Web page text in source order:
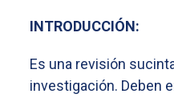
INTRODUCCIÓN:
Es una revisión
investigación. Deben